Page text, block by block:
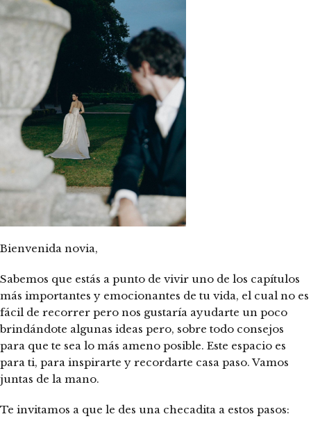
Bienvenida novia,
Sabemos que estás a punto de vivir uno de los capítulos
más importantes y emocionantes de tu vida, el cual no es
fácil de recorrer pero nos gustaría ayudarte un poco
brindándote algunas ideas pero, sobre todo consejos
para que te sea lo más ameno posible. Este espacio es
para ti, para inspirarte y recordarte casa paso. Vamos
juntas de la mano.
Te invitamos a que le des una checadita a estos pasos: